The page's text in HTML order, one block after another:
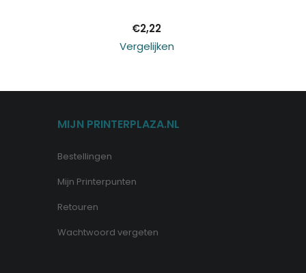
€2,22
Vergelijken
MIJN PRINTERPLAZA.NL
Bestellingen
Mijn Printerpunten
Retouren
Wachtwoord vergeten